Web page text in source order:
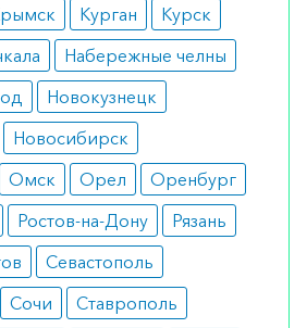
Курган
Курск
Набережные челны
Новокузнецк
Новосибирск
Омск Орел
Оренбург
Ростов-на-Дону
Рязань
Севастополь
Сочи
Ставрополь